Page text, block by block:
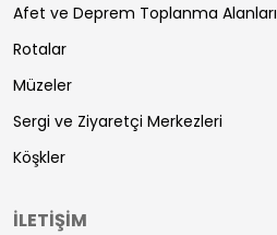
Afet ve Deprem Toplanma Alanları
Rotalar
Müzeler
Sergi ve Ziyaretçi Merkezleri
Köşkler
İLETİŞİM